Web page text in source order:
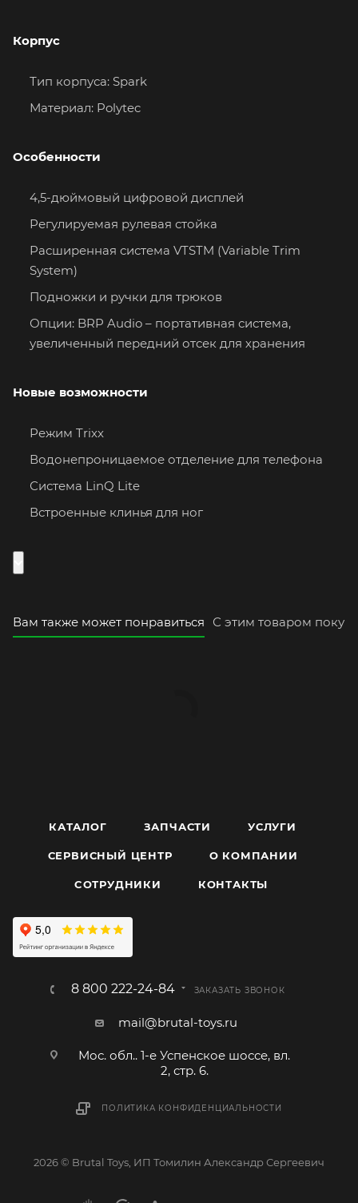
Корпус
Тип корпуса: Spark
Материал: Polytec
Особенности
4,5-дюймовый цифровой дисплей
Регулируемая рулевая стойка
Расширенная система VTSTM (Variable Trim
System)
Подножки и ручки для трюков
Опции: BRP Audio – портативная система,
увеличенный передний отсек для хранения
Новые возможности
Режим Trixx
Водонепроницаемое отделение для телефона
Система LinQ Lite
Встроенные клинья для ног
Вам также может понравиться С этим товаром
КАТАЛОГ ЗАПЧАСТИ УСЛУГИ
СЕРВИСНЫЙ ЦЕНТР О КОМПАНИИ
CОТРУДНИКИ КОНТАКТЫ
8 800 222-24-84 ЗАКАЗАТЬ ЗВОНОК
mail@brutal-toys.ru
Мос. обл.. 1-е Успенское шоссе, вл.
2, стр. 6.
ПОЛИТИКА КОНФИДЕНЦИАЛЬНОСТИ
2026 © Brutal Toys, ИП Томилин Александр Сергеевич